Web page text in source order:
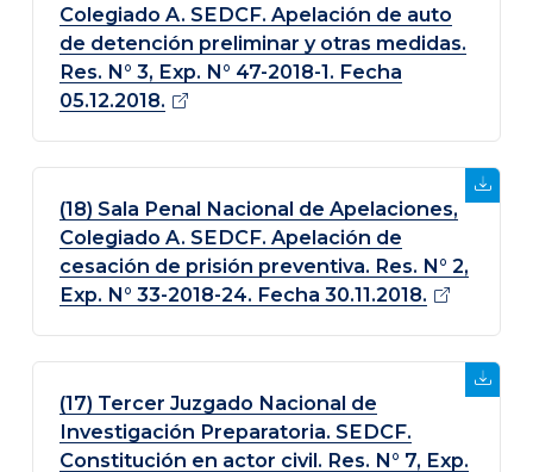
Colegiado A. SEDCF. Apelación de auto
de detención preliminar y otras medidas.
Res. N° 3, Exp. N° 47-2018-1. Fecha
05.12.2018.
(18) Sala Penal Nacional de Apelaciones,
Colegiado A. SEDCF. Apelación de
cesación de prisión preventiva. Res. N° 2,
Exp. N° 33-2018-24. Fecha 30.11.2018.
(17) Tercer Juzgado Nacional de
Investigación Preparatoria. SEDCF.
Constitución en actor civil. Res. N° 7, Exp.